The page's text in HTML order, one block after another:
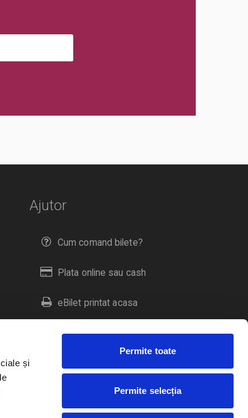
și
Permite toate
Permite selecția
Ajutor
Cum comand bilete?
Plata online sau cash
eBilet printat acasa
Livrare prin curier
Duplicare bilete